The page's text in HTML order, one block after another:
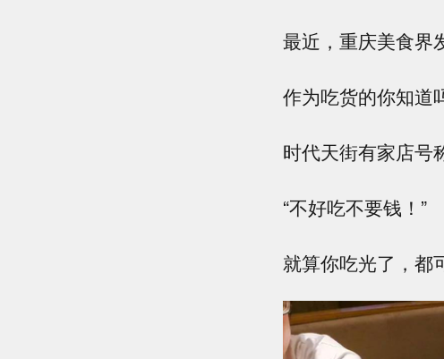
最近，重庆美食界
作为吃货的你知道
时代天街有家店号
“不好吃不要钱！”
就算你吃光了，都